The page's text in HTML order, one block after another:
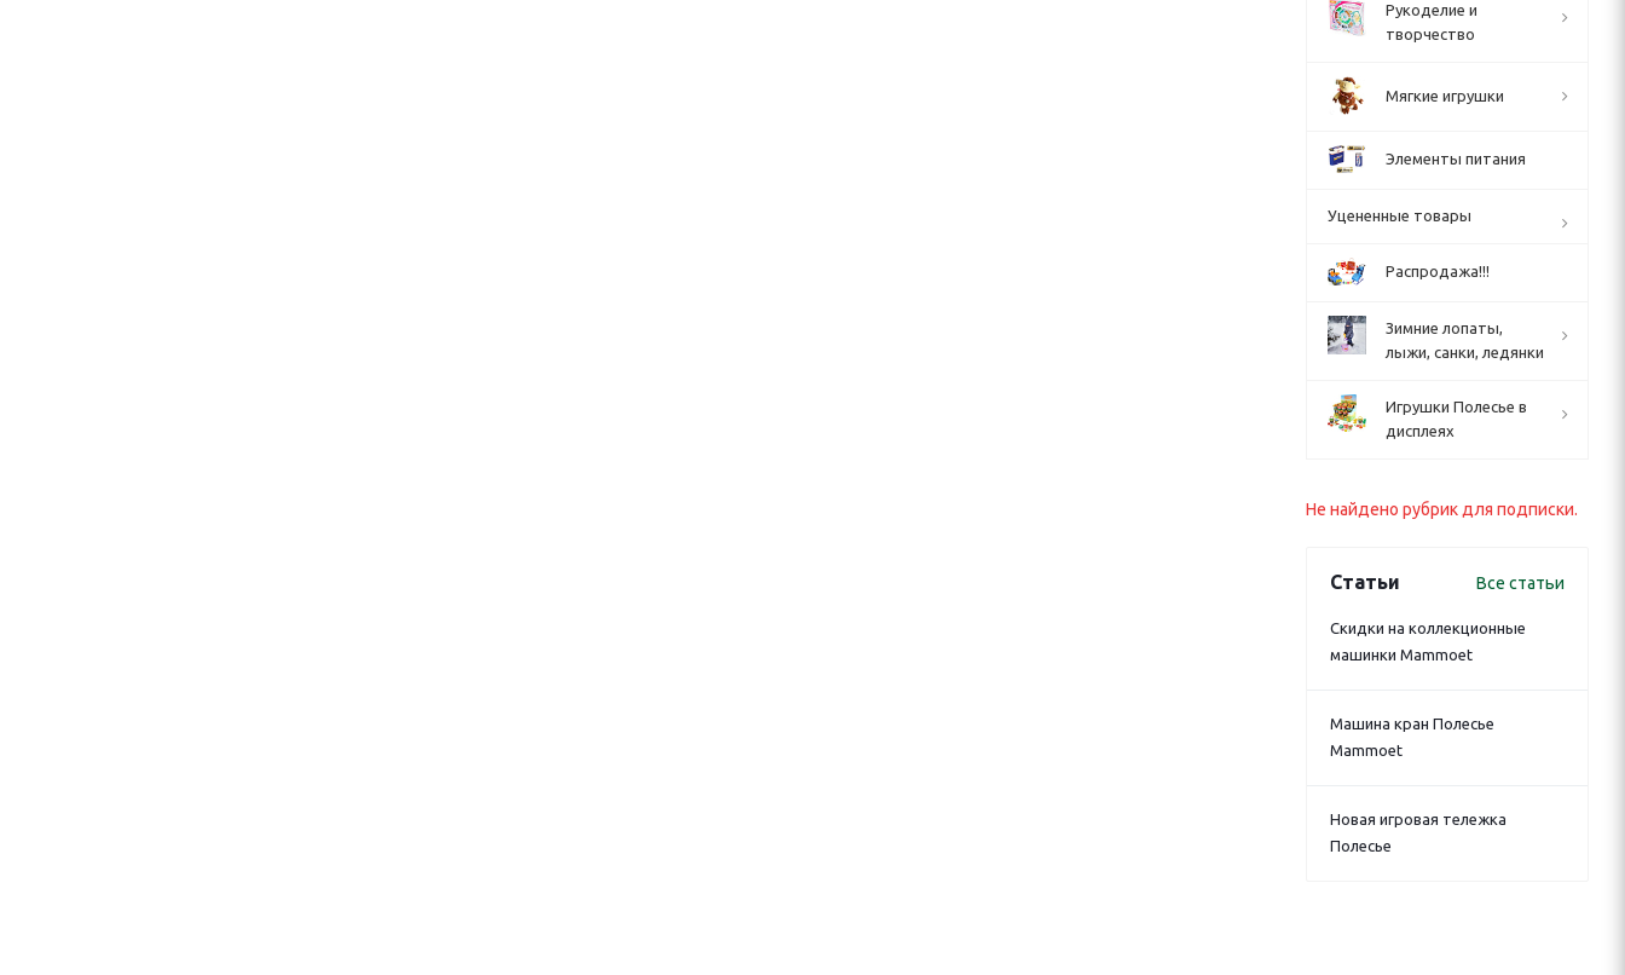
Рукоделие и
творчество
Мягкие игрушки
Элементы питания
Уцененные товары
Распродажа!!!
Зимние лопаты,
лыжи, санки, ледянки
Игрушки Полесье в
дисплеях
Не найдено рубрик для подписки.
Статьи Все статьи
Скидки на коллекционные
машинки Mammoet
Машина кран Полесье
Mammoet
Новая игровая тележка
Полесье